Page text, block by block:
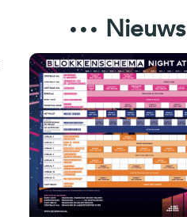
Nieuws